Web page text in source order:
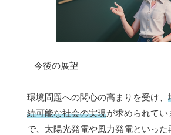
– 今後の展望
環境問題への関心の高まりを受け、
続可能な社会の実現が求められてい
で、太陽光発電や風力発電といっ